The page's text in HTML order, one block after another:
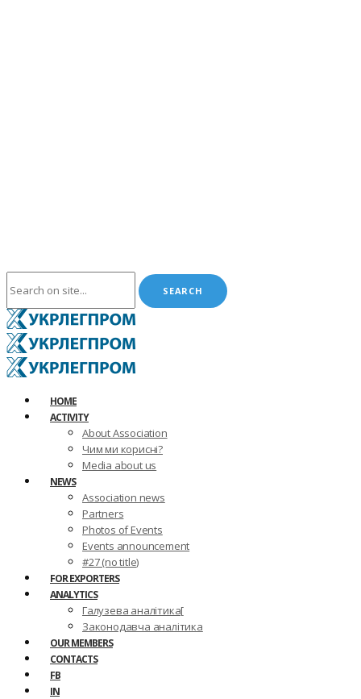
HOME
ACTIVITY
About Association
Чим ми корисні?
Media about us
NEWS
Association news
Partners
Photos of Events
Events announcement
#27 (no title)
FOR EXPORTERS
ANALYTICS
Галузева аналітика[
Законодавча аналітика
OUR MEMBERS
CONTACTS
FB
IN